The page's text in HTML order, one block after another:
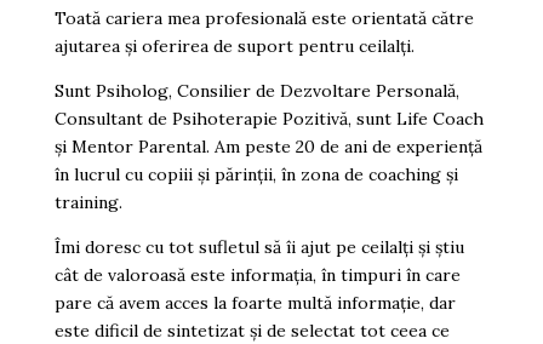
LUCRU
DE
BAZĂ
Toată cariera mea profesională este orientată către
ajutarea și oferirea de suport pentru ceilalți.
Sunt Psiholog, Consilier de Dezvoltare Personală,
Consultant de Psihoterapie Pozitivă, sunt Life Coach
și Mentor Parental. Am peste 20 de ani de experiență
în lucrul cu copiii și părinții, în zona de coaching și
training.
Îmi doresc cu tot sufletul să îi ajut pe ceilalți și știu
cât de valoroasă este informația, în timpuri în care
pare că avem acces la foarte multă informație, dar
este dificil de sintetizat și de selectat tot ceea ce